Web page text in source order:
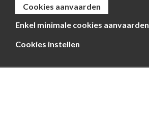
Cookies aanvaarden
Enkel minimale cookies aanvaarden
Cookies instellen